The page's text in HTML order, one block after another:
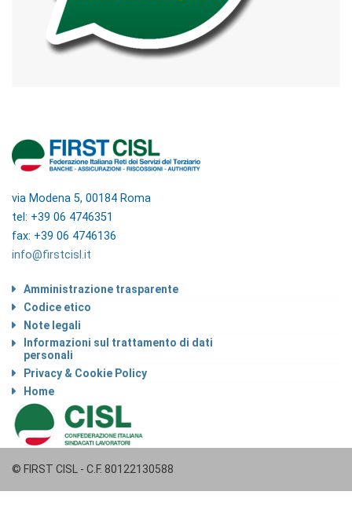
via Modena 5, 00184 Roma
tel: +39 06 4746351
fax: +39 06 4746136
info@firstcisl.it
Amministrazione trasparente
Codice etico
Note legali
Informazioni sul trattamento di dati
personali
Privacy & Cookie Policy
Home
© FIRST CISL - C.F. 80122130588